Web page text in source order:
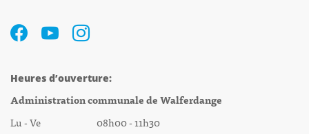
Heures d’ouverture:
Administration communale de Walferdange
Lu - Ve 08h00 - 11h30